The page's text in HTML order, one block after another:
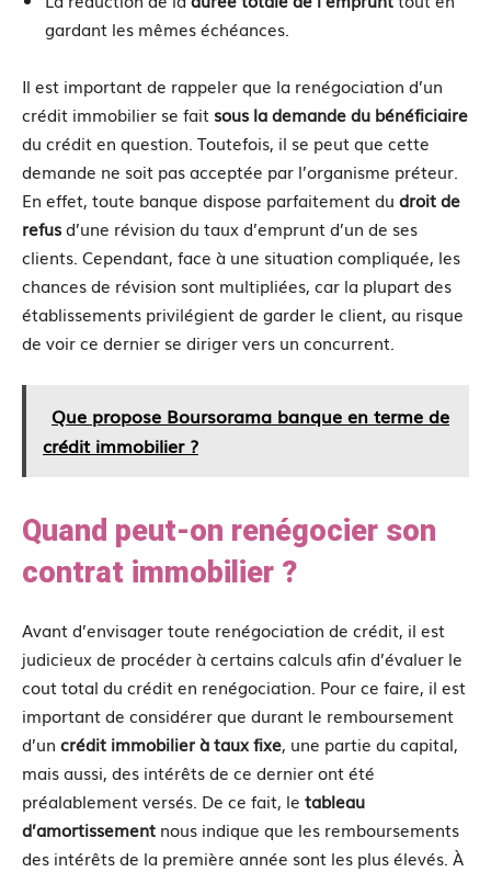
gardant les mêmes échéances.
Il est important de rappeler que la renégociation d’un
crédit immobilier se fait sous lademande du bénéficiaire
du crédit en question. Toutefois, il se peut que cette
demande ne soit pas acceptée par l’organisme préteur.
En effet, toute banque dispose parfaitement du droit de
refusd’une révision du taux d’emprunt d’un de ses
clients. Cependant, face à une situation compliquée, les
chances de révision sont multipliées, car la plupart des
établissements privilégient de garder le client, au risque
de voir ce dernier se diriger vers un concurrent.
Que propose Boursorama banque en terme de
crédit immobilier ?
Quand peut-on renégocier son
contrat immobilier ?
Avant d’envisager toute renégociation de crédit, il est
judicieux de procéder à certains calculs afin d’évaluer le
cout total du crédit en renégociation. Pour ce faire, il est
important de considérer que durant le remboursement
d’un crédit immobilier à taux fixe, une partie du capital,
mais aussi, des intérêts de ce dernier ont été
préalablement versés. De ce fait, le tableau
d’amortissement nous indique que les remboursements
des intérêts de la première année sont les plus élevés. À